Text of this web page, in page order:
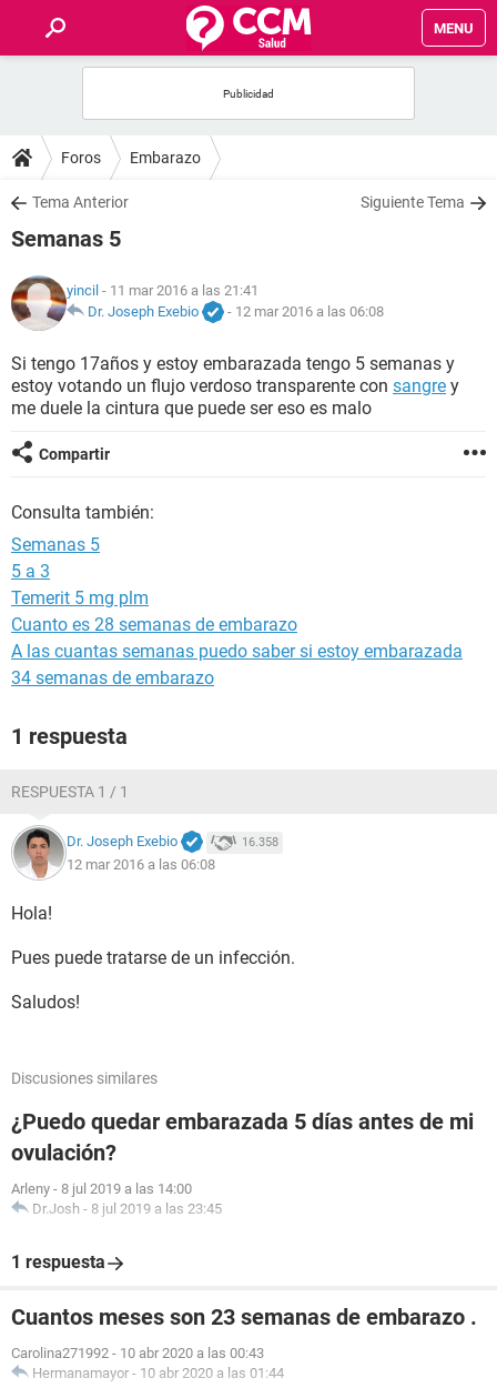
MENU
FOROS
SALUD
NUTRICIÓN
BIENESTAR
Foros Embarazo
Tema Anterior Siguiente Tema
Semanas 5
yincil - 11 mar 2016 a las 21:41
Dr. Joseph Exebio
- 12 mar 2016 a las 06:08
Si tengo 17años y estoy embarazada tengo 5 semanas y
estoy votando un flujo verdoso transparente con sangre y
me duele la cintura que puede ser eso es malo
Compartir
Consulta también:
Semanas 5
5 a 3
Temerit 5 mg plm
Cuanto es 28 semanas de embarazo
A las cuantas semanas puedo saber si estoy embarazada
34 semanas de embarazo
1 respuesta
RESPUESTA 1 / 1
Dr. Joseph Exebio 16.358
12 mar 2016 a las 06:08
Hola!
Pues puede tratarse de un infección.
Saludos!
Discusiones similares
¿Puedo quedar embarazada 5 días antes de mi
ovulación?
Arleny - 8 jul 2019 a las 14:00
Dr.Josh - 8 jul 2019 a las 23:45
1 respuesta
Cuantos meses son 23 semanas de embarazo .
Carolina271992 - 10 abr 2020 a las 00:43
Hermanamayor - 10 abr 2020 a las 01:44